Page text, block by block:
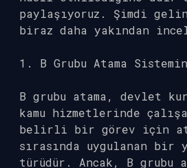
paylaşıyoruz. Şimdi
biraz daha yakından
1. B Grubu Atama
B grubu atama, devlet
kamu hizmetlerinde
belirli bir görev için
sırasında uygulanan bir
türüdür. Ancak, B grubu